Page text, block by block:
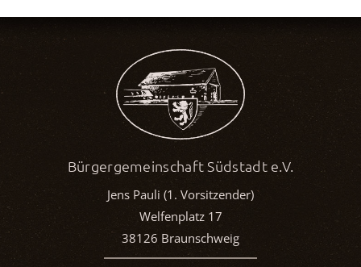
Bürgergemeinschaft Südstadt e.V.
Jens Pauli (1. Vorsitzender)
Welfenplatz 17
38126 Braunschweig